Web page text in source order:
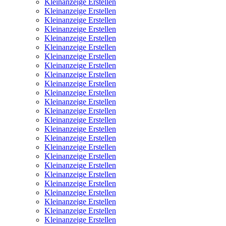
Kleinanzeige Erstellen
Kleinanzeige Erstellen
Kleinanzeige Erstellen
Kleinanzeige Erstellen
Kleinanzeige Erstellen
Kleinanzeige Erstellen
Kleinanzeige Erstellen
Kleinanzeige Erstellen
Kleinanzeige Erstellen
Kleinanzeige Erstellen
Kleinanzeige Erstellen
Kleinanzeige Erstellen
Kleinanzeige Erstellen
Kleinanzeige Erstellen
Kleinanzeige Erstellen
Kleinanzeige Erstellen
Kleinanzeige Erstellen
Kleinanzeige Erstellen
Kleinanzeige Erstellen
Kleinanzeige Erstellen
Kleinanzeige Erstellen
Kleinanzeige Erstellen
Kleinanzeige Erstellen
Kleinanzeige Erstellen